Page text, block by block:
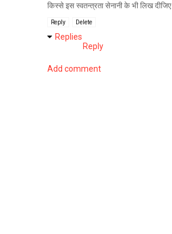
किस्से इस स्वतन्त्रता सेनानी के भी लिख दीजिए
Reply Delete
Replies
Reply
Add comment